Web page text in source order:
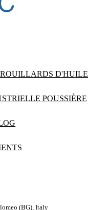
D'HUILE
POUSSIÈRE
(BG), Italy